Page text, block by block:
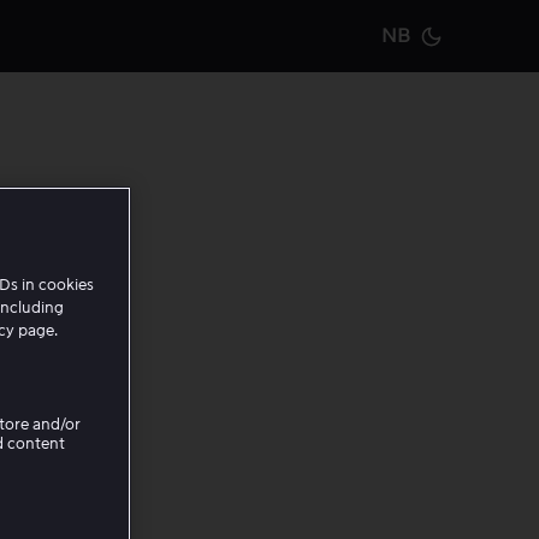
NB
in cookies
page.
and/or
content